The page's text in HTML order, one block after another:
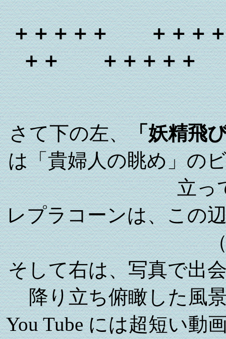
＋＋＋＋＋ ＋＋
＋＋ ＋＋＋＋＋
さて下の左、「妖精飛
は「貴婦人の眺め」の
立っ
レプラコーンは、この
そして右は、写真で出
降り立ち俯瞰した風
You Tube には超短い動